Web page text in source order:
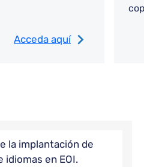
Acceda aquí
la implantación de
idiomas en EOI.